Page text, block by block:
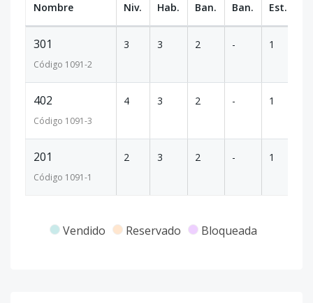
Nombre Niv. Hab. Ban.
Ban.
Est.
301
Código 1091-2
3 3 2 - 1
402
Código 1091-3
4 3 2 - 1
201
Código 1091-1
2 3 2 - 1
Vendido Reservado Bloqueada